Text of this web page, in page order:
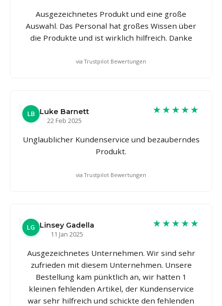
Ausgezeichnetes Produkt und eine große
Auswahl. Das Personal hat großes Wissen über
die Produkte und ist wirklich hilfreich. Danke
via Trustpilot Bewertungen
LB
Luke Barnett
22 Feb 2025
★★★★★
Unglaublicher Kundenservice und bezauberndes
Produkt.
via Trustpilot Bewertungen
LG
Linsey Gadella
11 Jan 2025
★★★★★
Ausgezeichnetes Unternehmen. Wir sind sehr
zufrieden mit diesem Unternehmen. Unsere
Bestellung kam pünktlich an, wir hatten 1
kleinen fehlenden Artikel, der Kundenservice
war sehr hilfreich und schickte den fehlenden